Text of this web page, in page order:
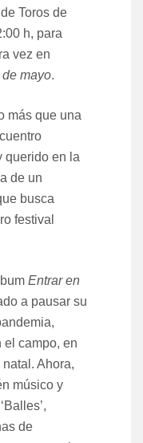
Toros de
h, para
vez en
de mayo.
más que una
querido en la
de un
busca
festival
Entrar en
a pausar su
el campo, en
Ahora,
músico y
de